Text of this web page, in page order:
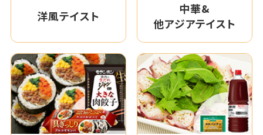
洋風テイスト
中華&
他アジアテイスト